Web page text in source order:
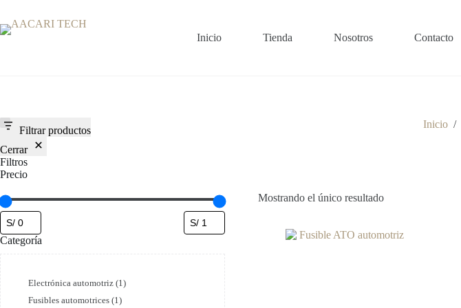
contenido
Inicio Tienda Nosotros Contacto
Inicio /
Mostrando el único resultado
Filtrar productos
Cerrar
Filtros
Precio
Categoría
Categoría
Electrónica automotriz (1)
Fusibles automotrices (1)